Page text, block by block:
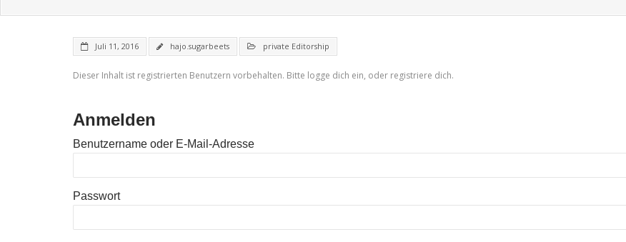
Juli 11, 2016 hajo.sugarbeets private Editorship
Dieser Inhalt ist registrierten Benutzern vorbehalten. Bitte logge dich ein, oder registriere dich.
Anmelden
Benutzername oder E-Mail-Adresse
Passwort